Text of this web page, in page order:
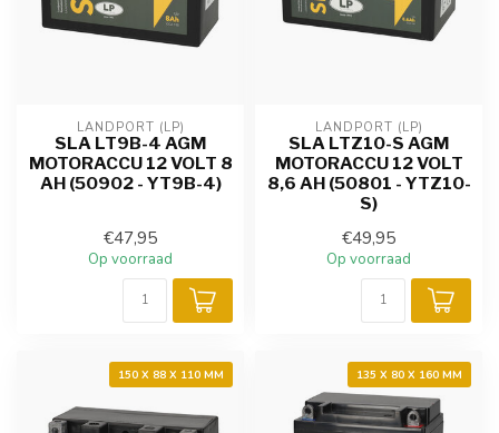
LANDPORT (LP)
SLA LT9B-4 AGM
MOTORACCU 12 VOLT 8
AH (50902 - YT9B-4)
€47,95
Op voorraad
LANDPORT (LP)
SLA LTZ10-S AGM
MOTORACCU 12 VOLT
8,6 AH (50801 - YTZ10-
S)
€49,95
Op voorraad
150 X 88 X 110 MM 135 X 80 X 160 MM